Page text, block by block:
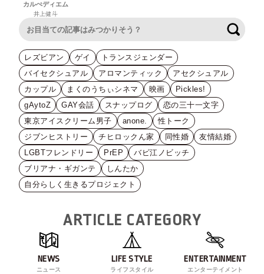
カルぺディエム
井上健斗
レズビアン ゲイ
トランスジェンダー
バイセクシュアル
アロマンティック
アセクシュアル
カップル
まくのうちぃシネマ 映画
Pickles!
gAytoZ
GAY会話 スナップログ
恋の三十一文字
東京アイスクリーム男子
anone.
性トーク
ジブンヒストリー
チヒロックん家 同性婚
友情結婚
LGBTフレンドリー
PrEP
バビ江ノビッチ
ブリアナ・ギガンテ
しんたか
自分らしく生きるプロジェクト
ARTICLE CATEGORY
NEWS
ニュース
LIFE STYLE
ライフスタイル
ENTERTAINMENT
エンターテイメント